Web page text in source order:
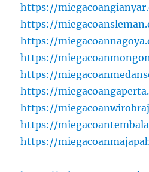
https://
https://
https://
https://
https://
https://
https://
https://
https://